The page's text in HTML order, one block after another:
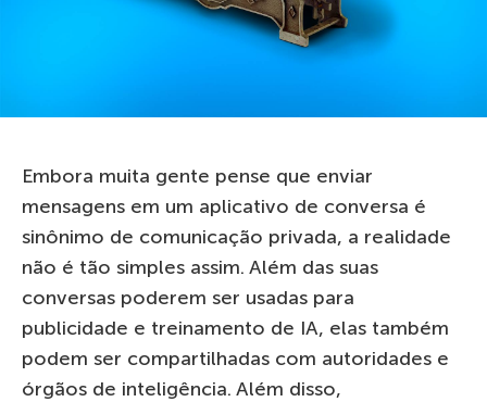
Embora muita gente pense que enviar
mensagens em um aplicativo de conversa é
sinônimo de comunicação privada, a realidade
não é tão simples assim. Além das suas
conversas poderem ser usadas para
publicidade e treinamento de IA, elas também
podem ser compartilhadas com autoridades e
órgãos de inteligência. Além disso,